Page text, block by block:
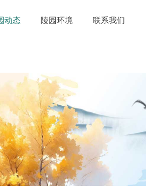
动态 陵园环境 联系我们